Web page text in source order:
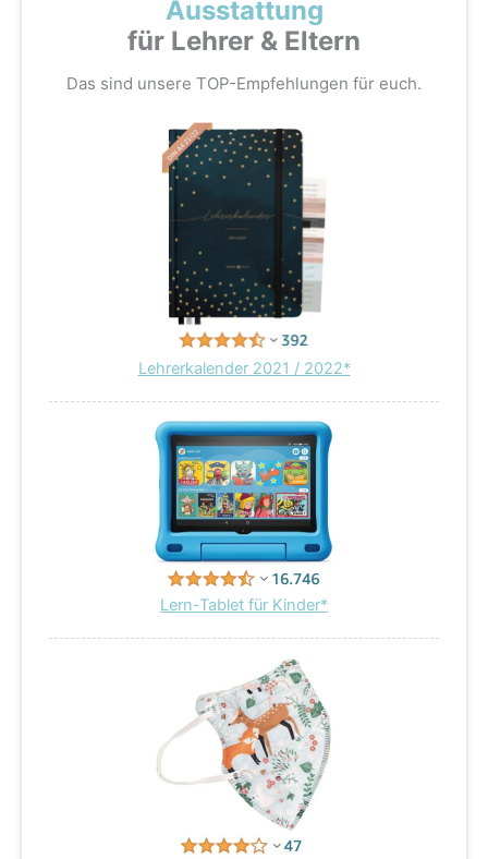
Ausstattung
für Lehrer & Eltern
Das sind unsere TOP-Empfehlungen für euch.
Lehrerkalender 2021 / 2022*
Lern-Tablet für Kinder*